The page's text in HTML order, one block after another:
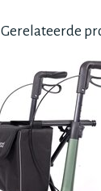
Gerelateerde